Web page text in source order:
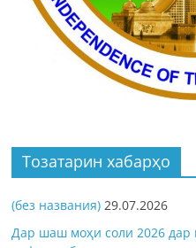
Тозатарин хабарҳо
(без названия) 29.07.2026
Дар шаш моҳи соли 2026 дар